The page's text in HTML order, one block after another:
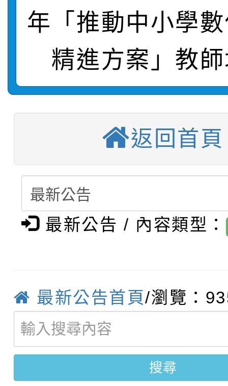
站幸福系列講座及成長
宣導。
結果
【甄選結果(第10招)】
學年度第1學期第7次代
結果(第10招)
【甄選結果(第2招)】
學年度第1學期第9次
結果(第2招)
轉知：本市公務人員
9月16日本府B2大禮堂
1次會員大會暨第7屆
函轉運動部全民運動署
推動社區運動俱樂部營
計畫」1 份，請踴躍報
權責核予出席人員公(
【甄選結果(第11招)】
學年度第1學期第7次
結果(第11招)
【甄選結果(第3招)】
學年度第1學期第9次代
結果(第3招)
桃園市家庭教育中心「
程資訊」、「暑期親子
「祖孫樂淘桃」、「愛
站幸福系列講座及成長
報，惠請貴機關(學校)
宣導。
「校園短影音徵選活動
員」簡章及活動海報，
115學年度新生訓練注
結果
【甄選結果(第10招)】
學年度第1學期第7次代
結果(第10招)
【甄選結果(第2招)】
學年度第1學期第9次代
結果(第2招)
轉知：本市公務人員協
9月16日本府B2大禮堂
函轉運動部全民運動
年「推動中小學
精進方案」教
返回首頁
最新公告 / 內容類型：
最新公告首頁/瀏覽：
搜尋